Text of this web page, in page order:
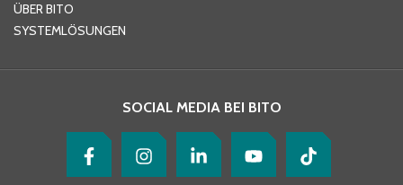
ÜBER BITO
SYSTEMLÖSUNGEN
SOCIAL MEDIA BEI BITO